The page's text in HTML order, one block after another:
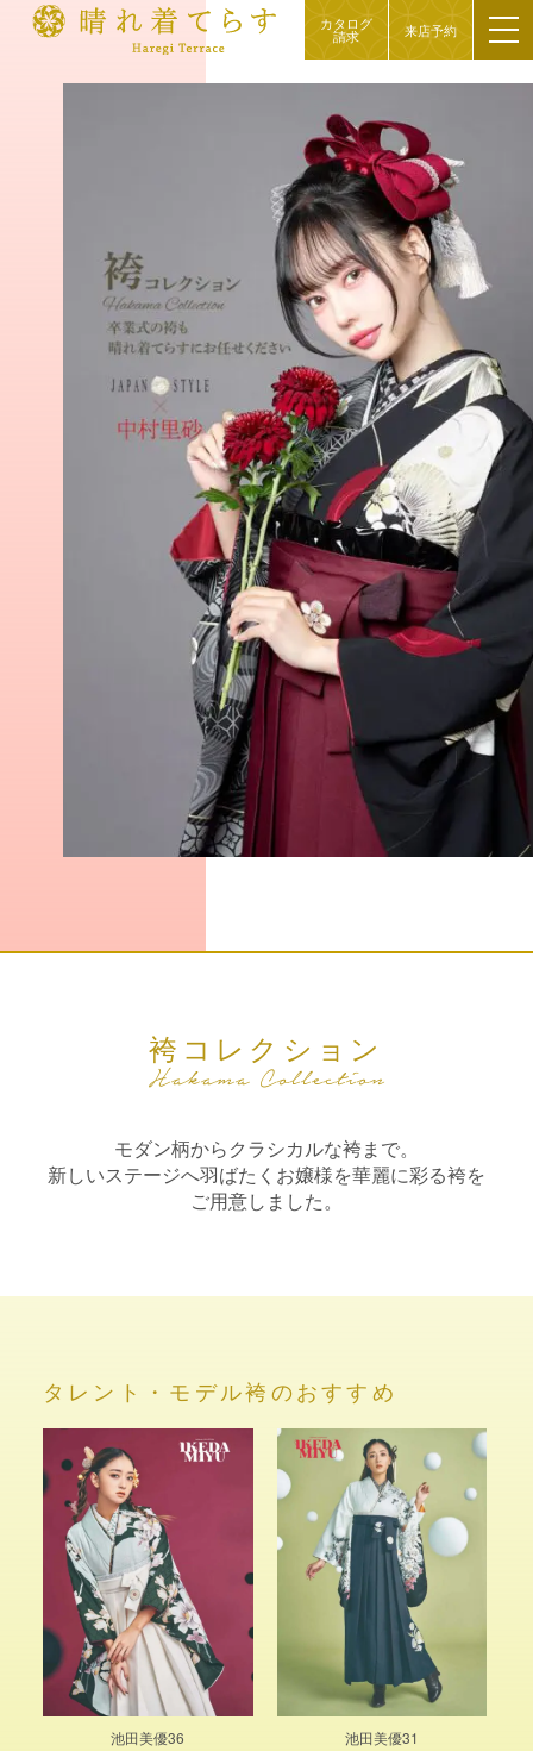
カタログ
請求 来店予約
袴コレクション
モダン柄からクラシカルな袴まで。
新しいステージへ羽ばたくお嬢様を華麗に彩る袴を
ご用意しました。
タレント・モデル袴のおすすめ
池田美優36 池田美優31